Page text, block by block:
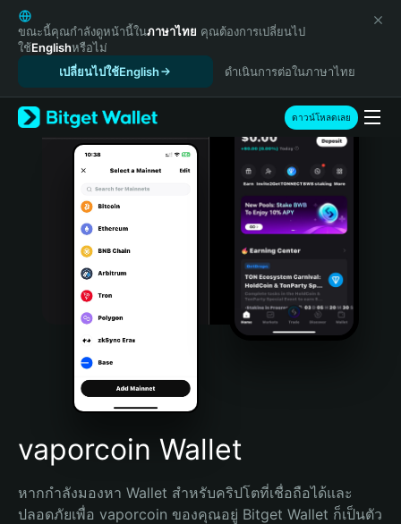
English
日本語
Tiếng Việt
Español (Latinoamérica)
Türkçe
Italiano
Português (Portugal)
Bahasa Indonesia
Português (Brasil)
Español (Argentina)
ขณะนี้คุณกำลังดูหน้านี้ในภาษาไทย คุณต้องการเปลี่ยนไป
ใช้Englishหรือไม่
เปลี่ยนไปใช้English
ดำเนินการต่อในภาษาไทย
ดาวน์โหลดเลย
vaporcoin Wallet
หากกำลังมองหา Wallet สำหรับคริปโตที่เชื่อถือได้และ
ปลอดภัยเพื่อ vaporcoin ของคุณอยู่ Bitget Wallet ก็เป็นตัว